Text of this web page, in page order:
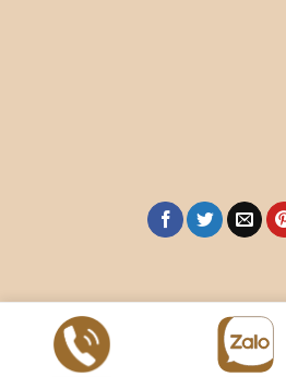
Copyright 2026 © Hoa Viên